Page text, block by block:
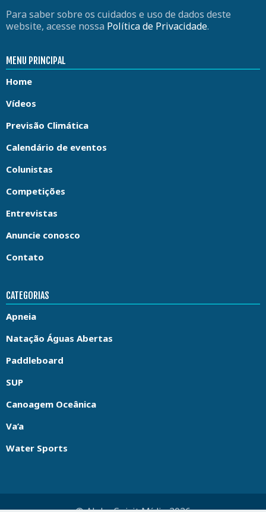
Para saber sobre os cuidados e uso de dados deste
website, acesse nossa Política de Privacidade.
MENU PRINCIPAL
Home
Vídeos
Previsão Climática
Calendário de eventos
Colunistas
Competições
Entrevistas
Anuncie conosco
Contato
CATEGORIAS
Apneia
Natação Águas Abertas
Paddleboard
SUP
Canoagem Oceânica
Va’a
Water Sports